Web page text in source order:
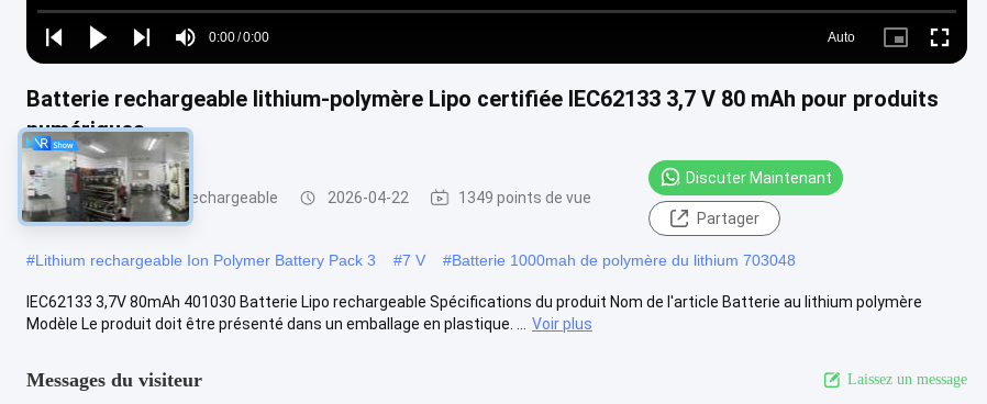
Play
Play
Play
Mute
Time
0:00/0:00
Loaded:
0%
Auto
Picture- Fullscreen
Batterie rechargeable lithium-polymère Lipo certifiée IEC62133 3,7 V 80 mAh pour produits
numériques
Paquet de batterie rechargeable 2026-04-22 1349 points de vue
Discuter Maintenant
Partager
#Lithium rechargeable Ion Polymer Battery Pack 3 #7 V #Batterie 1000mah de polymère du lithium 703048
IEC62133 3,7V 80mAh 401030 Batterie Lipo rechargeable Spécifications du produit Nom de l'article Batterie au lithium polymère
Modèle Le produit doit être présenté dans un emballage en plastique. ...
Voir plus
Messages du visiteur Laissez un message